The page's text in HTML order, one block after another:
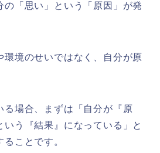
の「思い」という「原因」が発
環境のせいではなく、自分が原
る場合、まずは「自分が『原
いう『結果』になっている」と
ことです。